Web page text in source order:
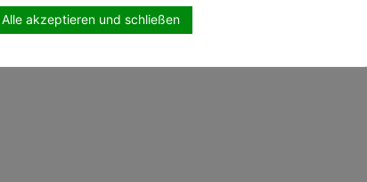
Alle akzeptieren und schließen